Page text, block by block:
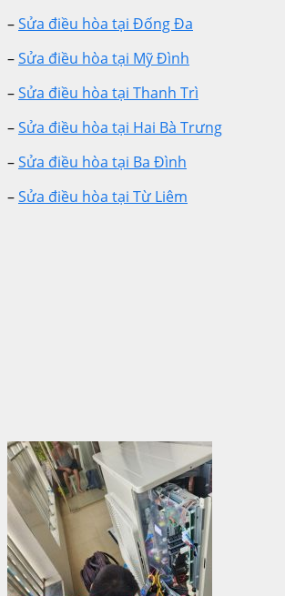
–Sửa điều hòa tại Đống Đa
–Sửa điều hòa tại Mỹ Đình
–Sửa điều hòa tại Thanh Trì
–Sửa điều hòa tại Hai Bà Trưng
–Sửa điều hòa tại Ba Đình
–Sửa điều hòa tại Từ Liêm